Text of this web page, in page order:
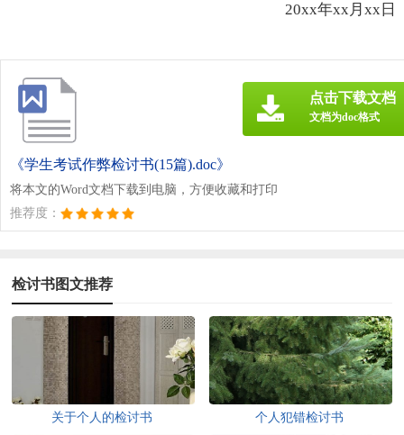
20xx年xx月xx日
《学生考试作弊检讨书(15篇).doc》
将本文的Word文档下载到电脑，方便收藏和打印
推荐度：
点击下载文档
文档为doc格式
检讨书图文推荐
关于个人的检讨书 个人犯错检讨书